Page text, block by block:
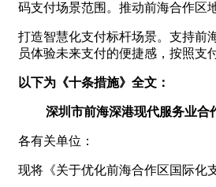
码支付场景范围。推动前海合作区
打造智慧化支付标杆场景。支持前
员体验未来支付的便捷感，按照支
以下为《十条措施》全文：
深圳市前海深港现代服务业合
各有关单位：
现将《关于优化前海合作区国际化